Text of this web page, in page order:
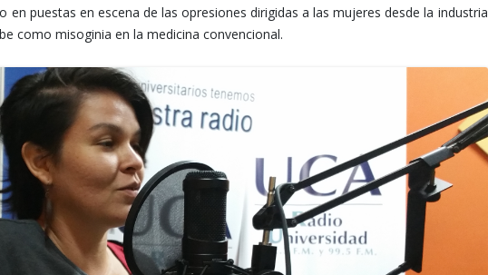
en puestas en escena de las opresiones dirigidas a las mujeres desde la industria
como misoginia en la medicina convencional.